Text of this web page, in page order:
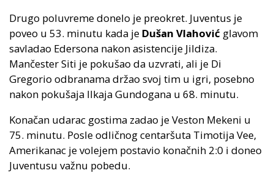
Drugo poluvreme donelo je preokret. Juventus je
poveo u 53. minutu kada je Dušan Vlahović glavom
savladao Edersona nakon asistencije Jildiza.
Mančester Siti je pokušao da uzvrati, ali je Di
Gregorio odbranama držao svoj tim u igri, posebno
nakon pokušaja Ilkaja Gundogana u 68. minutu.
Konačan udarac gostima zadao je Veston Mekeni u
75. minutu. Posle odličnog centaršuta Timotija Vee,
Amerikanac je volejem postavio konačnih 2:0 i doneo
Juventusu važnu pobedu.